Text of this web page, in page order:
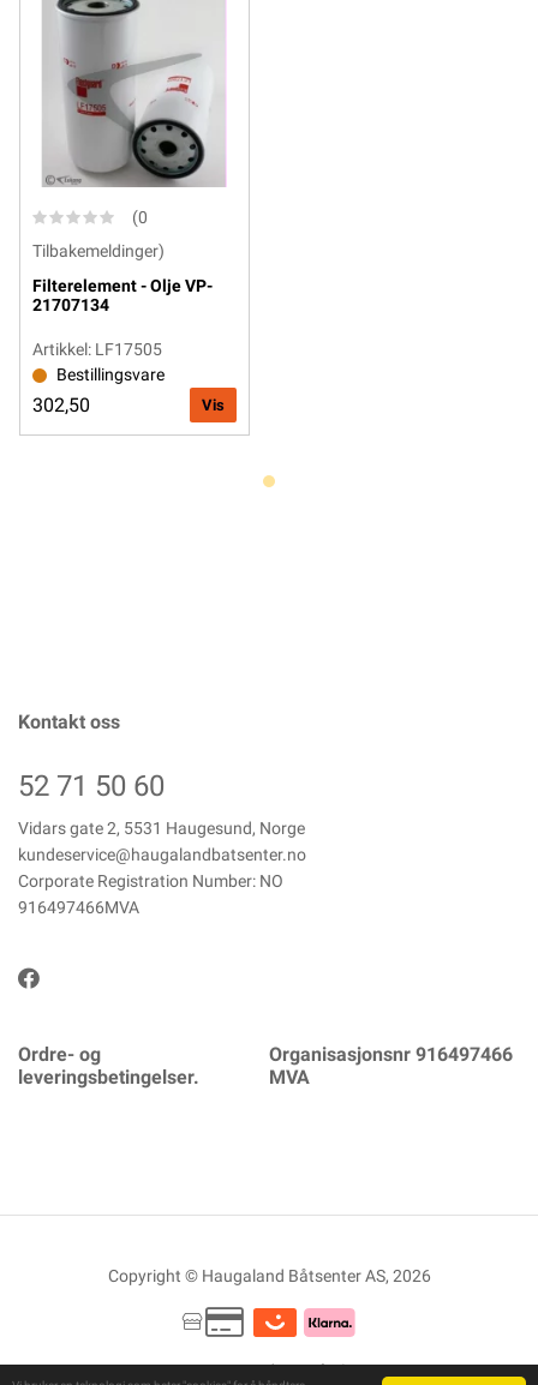
(0
Tilbakemeldinger)
Filterelement - Olje VP-
21707134
Artikkel: LF17505
Bestillingsvare
302,50 Vis
Kontakt oss
52 71 50 60
Vidars gate 2, 5531 Haugesund, Norge
kundeservice@haugalandbatsenter.no
Corporate Registration Number: NO
916497466MVA
Ordre- og
leveringsbetingelser.
Organisasjonsnr 916497466
MVA
Copyright © Haugaland Båtsenter AS, 2026
Powered ByTelaris